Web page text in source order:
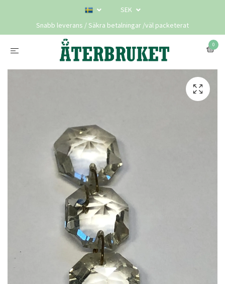
SEK
Snabb leverans / Säkra betalningar /väl packeterat
0